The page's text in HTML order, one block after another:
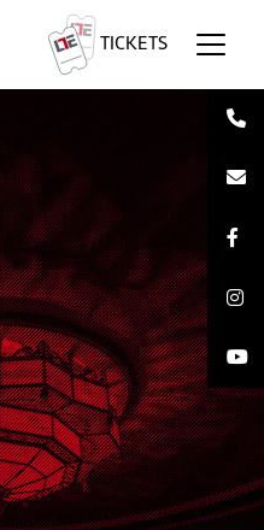
TICKETS